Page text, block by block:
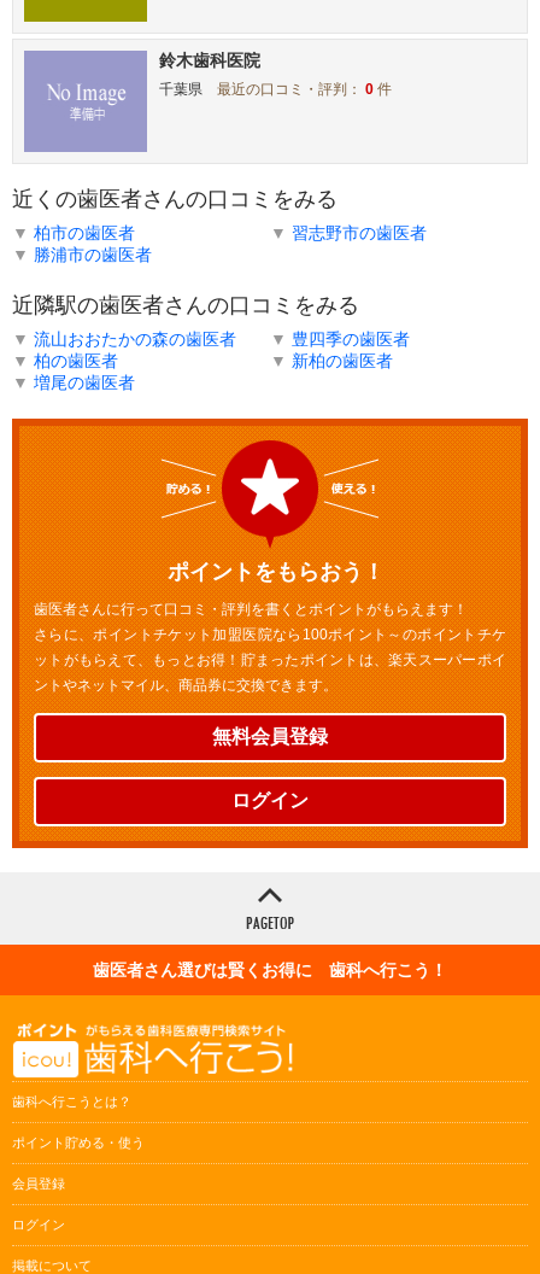
鈴木歯科医院
千葉県 最近の口コミ・評判：0 件
近くの歯医者さんの口コミをみる
▼ 柏市の歯医者 ▼ 習志野市の歯医者
▼ 勝浦市の歯医者
近隣駅の歯医者さんの口コミをみる
▼ 流山おおたかの森の歯医者 ▼ 豊四季の歯医者
▼ 柏の歯医者 ▼ 新柏の歯医者
▼ 増尾の歯医者
ポイントをもらおう！
歯医者さんに行って口コミ・評判を書くとポイントがもらえます！
さらに、ポイントチケット加盟医院なら100ポイント～のポイントチケ
ットがもらえて、もっとお得！貯まったポイントは、楽天スーパーポイ
ントやネットマイル、商品券に交換できます。
無料会員登録
ログイン
歯医者さん選びは賢くお得に 歯科へ行こう！
歯科へ行こうとは？
ポイント貯める・使う
会員登録
ログイン
掲載について